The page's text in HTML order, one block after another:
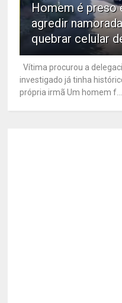
Homem é preso
agredir
quebrar celular
Vítima procurou a
investigado já tinha
própria irmã Um homem f...